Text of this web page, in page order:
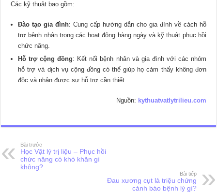
Các kỹ thuật bao gồm:
Đào tạo gia đình: Cung cấp hướng dẫn cho gia đình về cách hỗ
trợ bệnh nhân trong các hoạt động hàng ngày và kỹ thuật phục hồi
chức năng.
Hỗ trợ cộng đồng: Kết nối bệnh nhân và gia đình với các nhóm
hỗ trợ và dịch vụ cộng đồng có thể giúp họ cảm thấy không đơn
độc và nhận được sự hỗ trợ cần thiết.
Nguồn: kythuatvatlytrilieu.com
Bài trước
Học Vật lý trị liệu – Phục hồi
chức năng có khó khăn gì
không?
Bài tiếp
Đau xương cụt là triệu chứng
cảnh báo bệnh lý gì?